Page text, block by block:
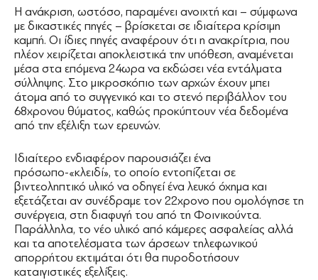
Η ανάκριση, ωστόσο, παραμένει ανοιχτή και – σύμφωνα
με δικαστικές πηγές – βρίσκεται σε ιδιαίτερα κρίσιμη
καμπή. Οι ίδιες πηγές αναφέρουν ότι η ανακρίτρια, που
πλέον χειρίζεται αποκλειστικά την υπόθεση, αναμένεται
μέσα στα επόμενα 24ωρα να εκδώσει νέα εντάλματα
σύλληψης. Στο μικροσκόπιο των αρχών έχουν μπει
άτομα από το συγγενικό και το στενό περιβάλλον του
68χρονου θύματος, καθώς προκύπτουν νέα δεδομένα
από την εξέλιξη των ερευνών.
Ιδιαίτερο ενδιαφέρον παρουσιάζει ένα
πρόσωπο-«κλειδί», το οποίο εντοπίζεται σε
βιντεοληπτικό υλικό να οδηγεί ένα λευκό όχημα και
εξετάζεται αν συνέδραμε τον 22χρονο που ομολόγησε τη
συνέργεια, στη διαφυγή του από τη Φοινικούντα.
Παράλληλα, το νέο υλικό από κάμερες ασφαλείας αλλά
και τα αποτελέσματα των άρσεων τηλεφωνικού
απορρήτου εκτιμάται ότι θα πυροδοτήσουν
καταιγιστικές εξελίξεις.